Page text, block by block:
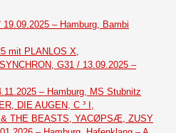
– Hamburg, Bambi
mit PLANLOS X,
G31 / 13.09.2025 –
– Hamburg, MS Stubnitz
DIE AUGEN, C ³ I,
& THE BEASTS, YACØPSÆ, ZUSY